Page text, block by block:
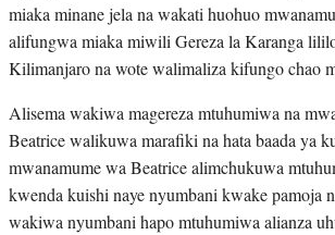
miaka minane jela na wakati huohuo
alifungwa miaka miwili Gereza la Karanga
Kilimanjaro na wote walimaliza kifungo chao
Alisema wakiwa magereza mtuhumiwa na
Beatrice walikuwa marafiki na hata baada ya
mwanamume wa Beatrice alimchukuwa
kwenda kuishi naye nyumbani kwake pamoja
wakiwa nyumbani hapo mtuhumiwa alianza